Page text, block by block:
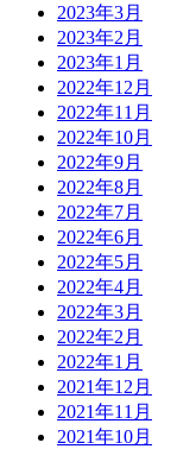
2023年3月
2023年2月
2023年1月
2022年12月
2022年11月
2022年10月
2022年9月
2022年8月
2022年7月
2022年6月
2022年5月
2022年4月
2022年3月
2022年2月
2022年1月
2021年12月
2021年11月
2021年10月